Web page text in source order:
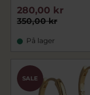
350,00 kr
280,00 kr
På lager
SALE